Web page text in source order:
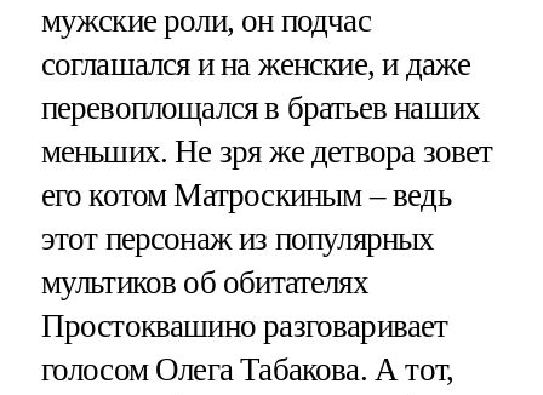
мужские роли, он подчас
соглашался и на женские, и даже
перевоплощался в братьев наших
меньших. Не зря же детвора зовет
его котом Матроскиным – ведь
этот персонаж из популярных
мультиков об обитателях
Простоквашино разговаривает
голосом Олега Табакова. А тот,